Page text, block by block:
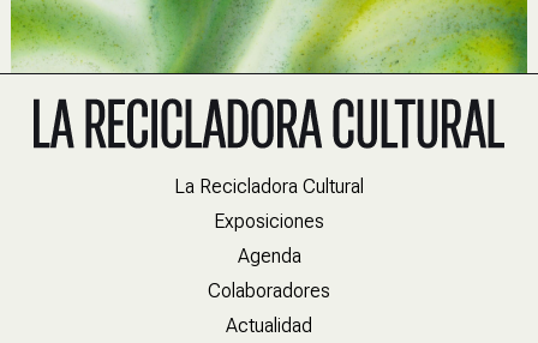
La Recicladora Cultural
Exposiciones
Agenda
Colaboradores
Actualidad